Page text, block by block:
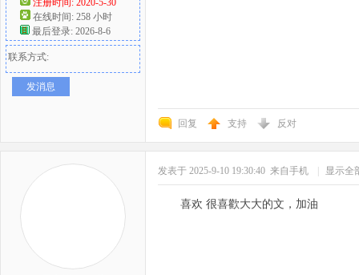
在线时间: 258 小时
最后登录: 2026-8-6
联系方式:
发消息
回复 支持 反对
发表于 2025-9-10 19:30:40 来自手机 显示全
喜欢 很喜歡大大的文，加油